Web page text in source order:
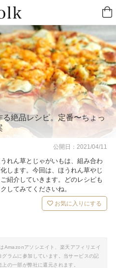
絶品レシピ。定番〜ちょっ
公開日：2021/04/11
れん草とじゃがいもは、組み合わ
します。今回は、ほうれん草やじ
紹介していきます。どのレシピも
してみてくださいね。
お気に入りにする
Amazonアソシエイト、楽天アフィリエイ
ラムに参加しています。当サービスの記
の一部が弊社に還元されます。